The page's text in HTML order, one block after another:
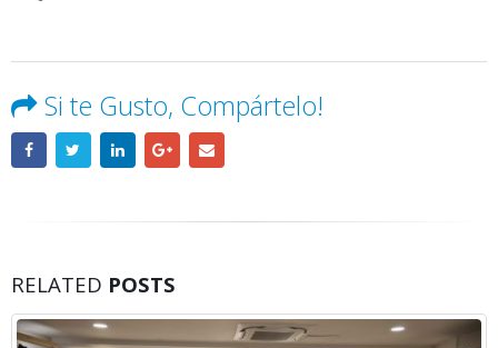
Si te Gusto, Compártelo!
RELATED POSTS